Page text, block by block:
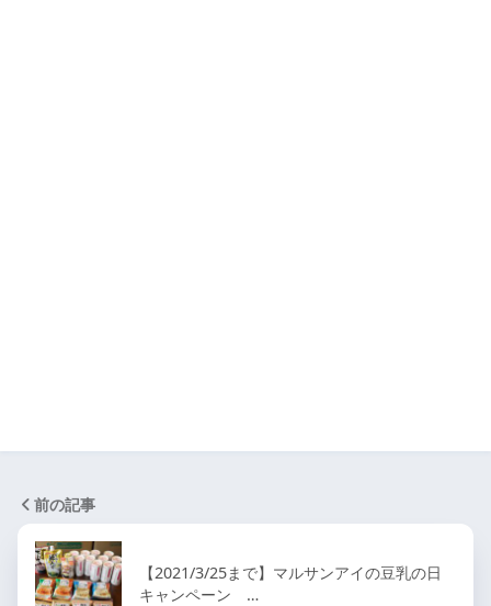
前の記事
【2021/3/25まで】マルサンアイの豆乳の日
キャンペーン …